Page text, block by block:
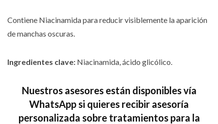
Contiene Niacinamida para reducir visiblemente la aparición
de manchas oscuras.
Ingredientes clave: Niacinamida, ácido glicólico.
Nuestros asesores están disponibles vía
WhatsApp si quieres recibir asesoría
personalizada sobre tratamientos para la